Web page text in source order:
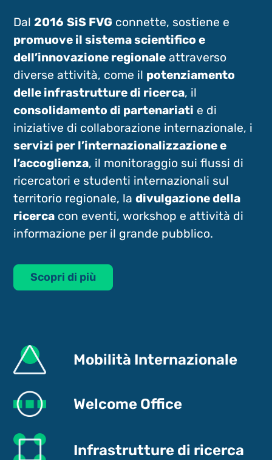
Dal 2016 SiS FVG connette, sostiene e
promuove il sistema scientifico e
dell’innovazione regionaleattraverso
diverse attività, come il potenziamento
delle infrastrutture di ricerca, il
consolidamento di partenariati e di
iniziative di collaborazione internazionale, i
servizi per l’internazionalizzazione e
l’accoglienza, il monitoraggio sui flussi di
ricercatori e studenti internazionali sul
territorio regionale, la divulgazione della
ricercacon eventi, workshop e attività di
informazione per il grande pubblico.
Scopri di più
Mobilità Internazionale
Welcome Office
Infrastrutture di ricerca